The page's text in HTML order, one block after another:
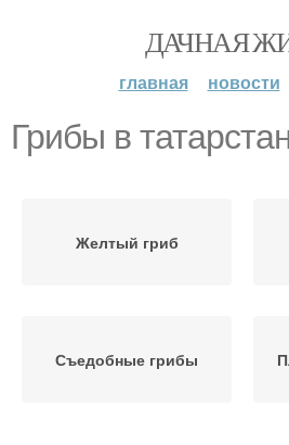
ДАЧНАЯ
главная новости
Грибы в
Желтый гриб
Съедобные грибы